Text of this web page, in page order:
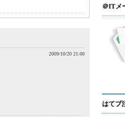
2009/10/20 21:00
＠ITメ
はてブ